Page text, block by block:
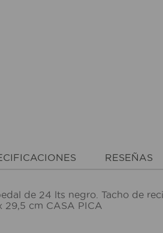
RESEÑAS
de 24 lts negro. Tacho de
cm CASA PICA